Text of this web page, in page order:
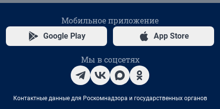
Мобильное приложение
Google Play App Store
Мы в соцсетях
Контактные данные для Роскомнадзора и государственных органов